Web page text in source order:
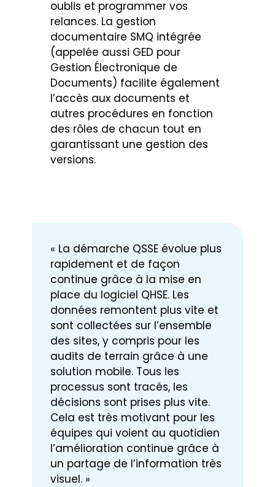
oublis et programmer vos
relances. La gestion
documentaire SMQ intégrée
(appelée aussi GED pour
Gestion Électronique de
Documents) facilite également
l’accès aux documents et
autres procédures en fonction
des rôles de chacun tout en
garantissant une gestion des
versions.
« La démarche QSSE évolue plus
rapidement et de façon
continue grâce à la mise en
place du logiciel QHSE. Les
données remontent plus vite et
sont collectées sur l’ensemble
des sites, y compris pour les
audits de terrain grâce à une
solution mobile. Tous les
processus sont tracés, les
décisions sont prises plus vite.
Cela est très motivant pour les
équipes qui voient au quotidien
l’amélioration continue grâce à
un partage de l’information très
visuel. »